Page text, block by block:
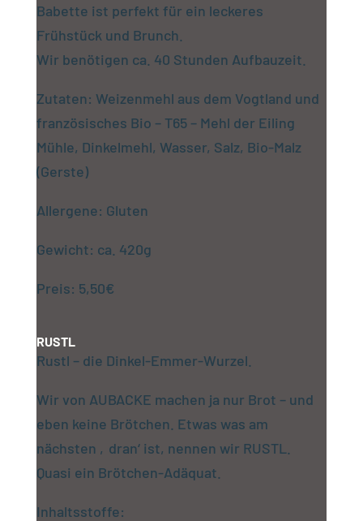
Babette ist perfekt für ein leckeres
Frühstück und Brunch.
Wir benötigen ca. 40 Stunden Aufbauzeit.
Zutaten: Weizenmehl aus dem Vogtland und
französisches Bio – T65 – Mehl der Eiling
Mühle, Dinkelmehl, Wasser, Salz, Bio-Malz
(Gerste)
Allergene: Gluten
Gewicht: ca. 420g
Preis: 5,50€
RUSTL
Rustl – die Dinkel-Emmer-Wurzel.
Wir von AUBACKE machen ja nur Brot – und
eben keine Brötchen. Etwas was am
nächsten ‚dran‘ ist, nennen wir RUSTL.
Quasi ein Brötchen-Adäquat.
Inhaltsstoffe: